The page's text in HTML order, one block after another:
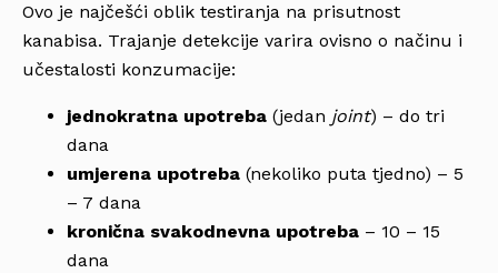
Ovo je najčešći oblik testiranja na prisutnost
kanabisa. Trajanje detekcije varira ovisno o načinu i
učestalosti konzumacije:
jednokratna upotreba (jedan joint) – do tri
dana
umjerena upotreba (nekoliko puta tjedno) – 5
– 7 dana
kronična svakodnevna upotreba – 10 – 15
dana